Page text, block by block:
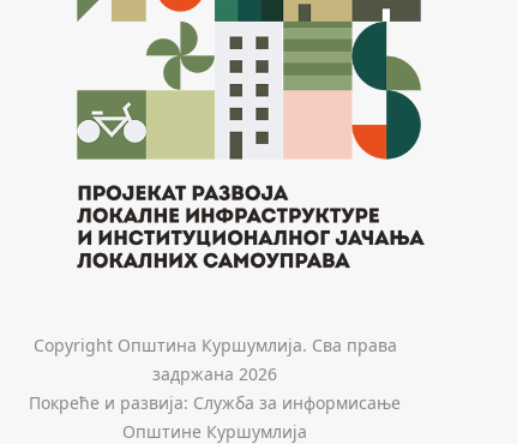
Copyright Општина Куршумлија. Сва права
задржана 2026
Покреће и развија: Служба за информисање
Општине Куршумлија